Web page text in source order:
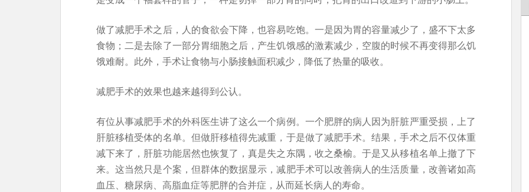
做了减肥手术之后，人的食欲会下降，也容易吃饱。一是因为胃的容量减少了，盛不下太多
食物；二是去除了一部分胃细胞之后，产生饥饿感的激素减少，空腹的时候不再变得那么饥
饿难耐。此外，手术让食物与小肠接触面积减少，降低了热量的吸收。
减肥手术的效果也越来越得到公认。
有位从事减肥手术的外科医生讲了这么一个病例。一个肥胖的病人因为肝脏严重受损，上了
肝脏移植受体的名单。但做肝移植得先减重，于是做了减肥手术。结果，手术之后不仅体重
减下来了，肝脏功能居然也恢复了，真是失之东隅，收之桑榆。于是又从移植名单上撤了下
来。这当然只是个案，但群体的数据显示，减肥手术可以改善病人的生活质量，改善诸如高
血压、糖尿病、高脂血症等肥胖的合并症，从而延长病人的寿命。